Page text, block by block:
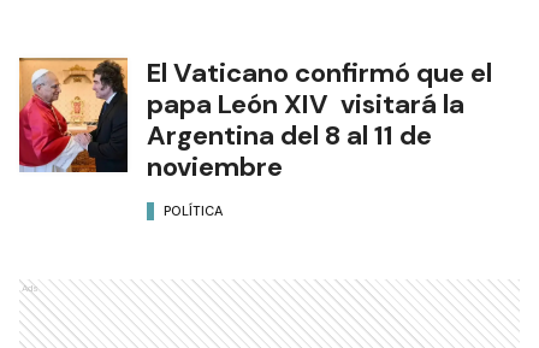
El Vaticano confirmó que el
papa León XIV visitará la
Argentina del 8 al 11 de
noviembre
POLÍTICA
Ads